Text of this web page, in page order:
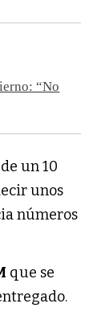
“No
un 10
unos
números
que se